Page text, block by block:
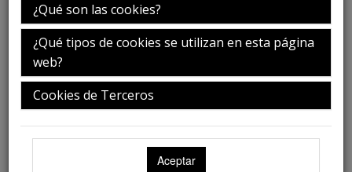
¿Qué son las cookies?
¿Qué tipos de cookies se utilizan en esta página
web?
Cookies de Terceros
Sábado 11 de julio
16:00-16:30h.
Ubicación: Aún no disponible